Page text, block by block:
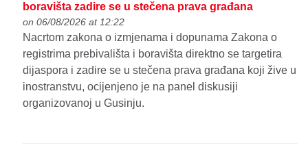
boravišta zadire se u stečena prava građana
on 06/08/2026 at 12:22
Nacrtom zakona o izmjenama i dopunama Zakona o
registrima prebivališta i boravišta direktno se targetira
dijaspora i zadire se u stečena prava građana koji žive u
inostranstvu, ocijenjeno je na panel diskusiji
organizovanoj u Gusinju.